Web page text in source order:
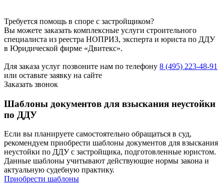
Требуется помощь в споре с застройщиком?
Вы можете заказать комплексные услуги строительного
специалиста из реестра НОПРИЗ, эксперта и юриста по ДДУ
в Юридической фирме «Двитекс».
Для заказа услуг позвоните нам по телефону 8 (495) 223-48-91
или оставьте заявку на сайте
Заказать звонок
Шаблоны документов для взыскания неустойки
по ДДУ
Если вы планируете самостоятельно обращаться в суд,
рекомендуем приобрести шаблоны документов для взыскания
неустойки по ДДУ с застройщика, подготовленные юристом.
Данные шаблоны учитывают действующие нормы закона и
актуальную судебную практику.
Приобрести шаблоны